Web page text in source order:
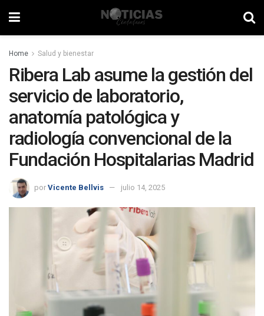
Home Salud y bienestar
Ribera Lab asume la gestión del
servicio de laboratorio,
anatomía patológica y
radiología convencional de la
Fundación Hospitalarias Madrid
por Vicente Bellvis julio 14, 2025